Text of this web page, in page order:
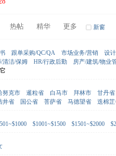
热帖 精华 更多 新窗
跟单采购/QC/QA 市场业务/营销 设
清洁/保姆
HR/行政后勤 房产/建筑/物业
努克市 暹粒省 白马市 拜林市 甘丹省
井省 国公省 菩萨省 马德望省 迭棉
$1001~$1500 $1501~$2000